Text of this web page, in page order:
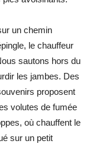
un chemin
le chauffeur
sautons hors du
les jambes. Des
proposent
volutes de fumée
où chauffent le
sur un petit